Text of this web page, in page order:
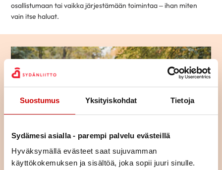
Suostumus Yksityiskohdat Tietoja
Sydämesi asialla - parempi palvelu evästeillä
Hyväksymällä evästeet saat sujuvamman
käyttökokemuksen ja sisältöä, joka sopii juuri sinulle.
osallistumaan tai vaikka järjestämään toimintaa – ihan miten
vain itse haluat.